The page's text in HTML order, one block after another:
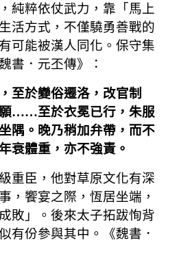
純粹依仗武力，靠「馬上
活方式，不僅驍勇善戰的
可能被漢人同化。保守集
書．元丕傳》：
至於變俗遷洛，改官制
……至於衣冕已行，朱服
隅。晚乃稍加弁帶，而不
衰體重，亦不強責。
重臣，他對草原文化有深
，饗宴之際，恆居坐端，
敗」。後來太子拓跋恂背
有份參與其中。《魏書．